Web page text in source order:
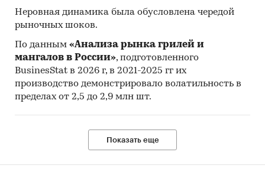
Неровная динамика была обусловлена чередой
рыночных шоков.
По данным «Анализа рынка грилей и
мангалов в России», подготовленного
BusinesStat в 2026 г, в 2021-2025 гг их
производство демонстрировало волатильность в
пределах от 2,5 до 2,9 млн шт.
Показать еще